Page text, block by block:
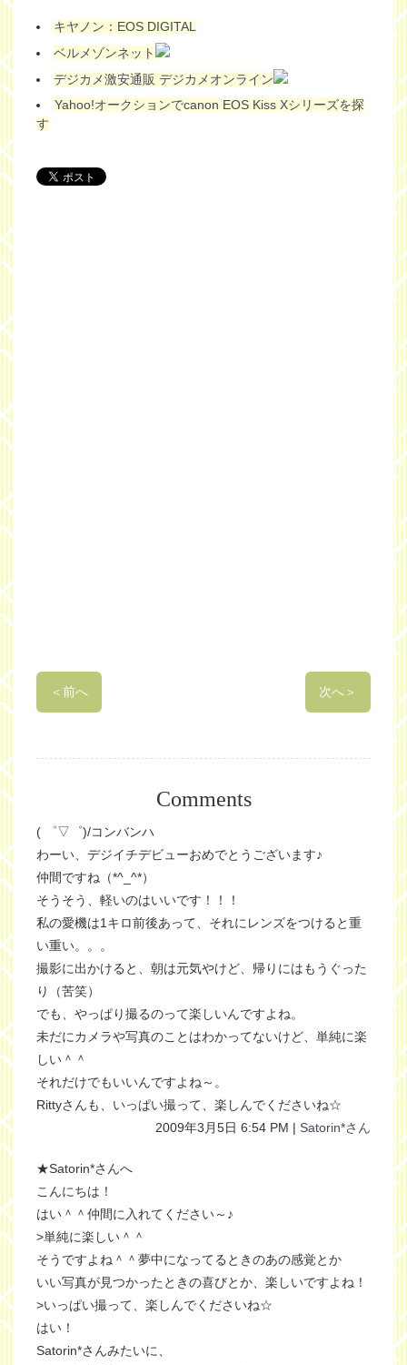
キヤノン：EOS DIGITAL
ベルメゾンネット
デジカメ激安通販 デジカメオンライン
Yahoo!オークションでcanon EOS Kiss Xシリーズを探
す
＜前へ 次へ＞
Comments
( ゜▽゜)/コンバンハ
わーい、デジイチデビューおめでとうございます♪
仲間ですね（*^_^*）
そうそう、軽いのはいいです！！！
私の愛機は1キロ前後あって、それにレンズをつけると重
い重い。。。
撮影に出かけると、朝は元気やけど、帰りにはもうぐった
り（苦笑）
でも、やっぱり撮るのって楽しいんですよね。
未だにカメラや写真のことはわかってないけど、単純に楽
しい＾＾
それだけでもいいんですよね～。
Rittyさんも、いっぱい撮って、楽しんでくださいね☆
2009年3月5日 6:54 PM | Satorin*さん
★Satorin*さんへ
こんにちは！
はい＾＾仲間に入れてください～♪
>単純に楽しい＾＾
そうですよね＾＾夢中になってるときのあの感覚とか
いい写真が見つかったときの喜びとか、楽しいですよね！
>いっぱい撮って、楽しんでくださいね☆
はい！
Satorin*さんみたいに、